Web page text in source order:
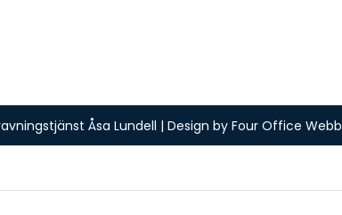
Åsa Lundell | Design by Four Office Webb